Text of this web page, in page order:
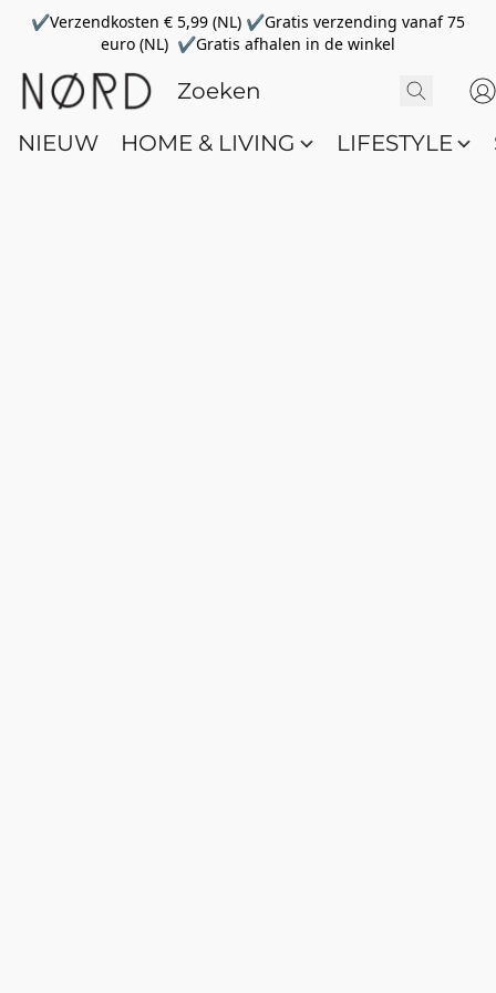
✔Verzendkosten € 5,99 (NL) ✔Gratis verzending vanaf 75
euro (NL) ✔Gratis afhalen in de winkel
NIEUW HOME & LIVING LIFESTYLE